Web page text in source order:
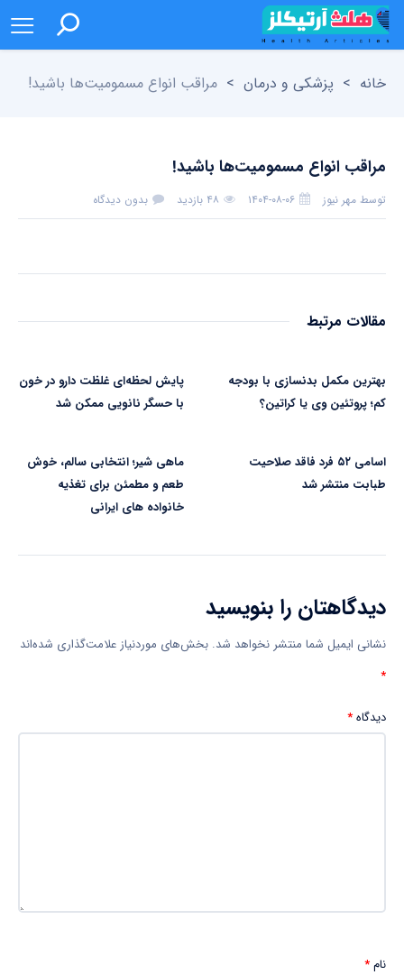
خانه > پزشکی و درمان > مراقب انواع مسمومیت‌ها باشید!
مراقب انواع مسمومیت‌ها باشید!
توسط مهر نیوز ۱۴۰۴-۰۸-۰۶ ۴۸ بازدید بدون دیدگاه
مقالات مرتبط
بهترین مکمل بدنسازی با بودجه
کم؛ پروتئین وی یا کراتین؟
پایش لحظه‌ای غلظت دارو در خون
با حسگر نانویی ممکن شد
اسامی ۵۲ فرد فاقد صلاحیت
طبابت منتشر شد
ماهی شیر؛ انتخابی سالم، خوش
طعم و مطمئن برای تغذیه
خانواده های ایرانی
دیدگاهتان را بنویسید
نشانی ایمیل شما منتشر نخواهد شد. بخش‌های موردنیاز علامت‌گذاری شده‌اند
*
دیدگاه*
نام*